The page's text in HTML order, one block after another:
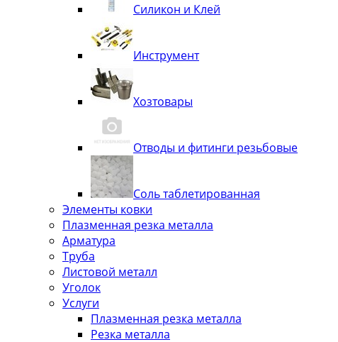
Силикон и Клей
Инструмент
Хозтовары
Отводы и фитинги резьбовые
Соль таблетированная
Элементы ковки
Плазменная резка металла
Арматура
Труба
Листовой металл
Уголок
Услуги
Плазменная резка металла
Резка металла